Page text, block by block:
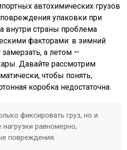
автохимических грузов
упаковки при
внутри страны проблема
факторами: в зимний
а летом —
Давайте рассмотрим
чтобы понять,
коробка недостаточна.
фиксировать груз, но и
равномерно,
повреждения.